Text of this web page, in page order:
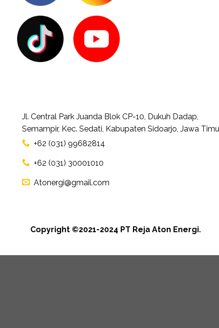
Jl. Central Park Juanda Blok CP-10, Dukuh Dadap,
Semampir, Kec. Sedati, Kabupaten Sidoarjo, Jawa
+62 (031) 99682814
+62 (031) 30001010
Atonergi@gmail.com
Copyright ©2021-2024 PT Reja Aton Energi.